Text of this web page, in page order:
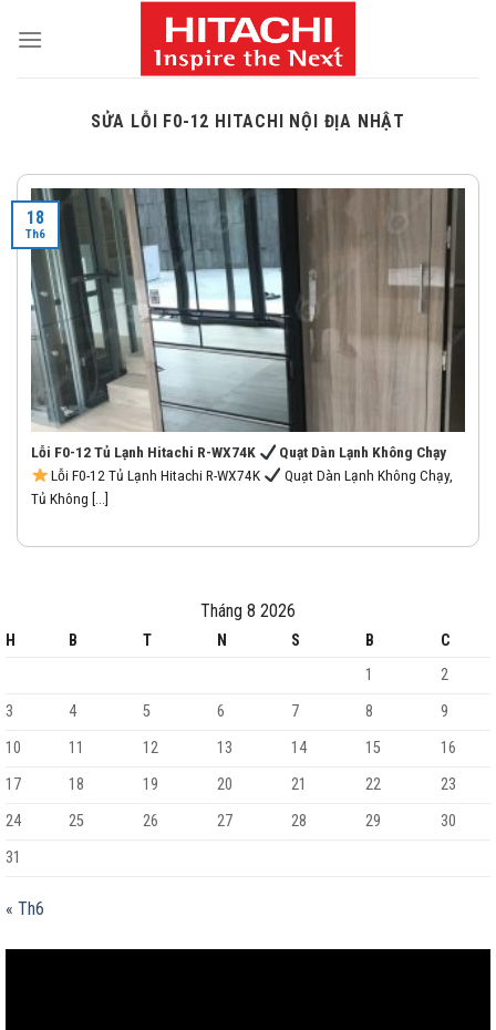
SỬA LỖI F0-12 HITACHI NỘI ĐỊA NHẬT
Lỗi F0-12 Tủ Lạnh Hitachi R-WX74K
Quạt Dàn Lạnh Không Chạy
Lỗi F0-12 Tủ Lạnh Hitachi R-WX74K
Quạt Dàn Lạnh Không Chạy,
Tủ Không [...]
18
Th6
Tháng 8 2026
H B T N S B
C
1
2
3
4 5 6 7 8
9
10
11 12 13 14 15
16
17
18 19 20 21 22
23
24
25 26 27 28 29
30
31
« Th6